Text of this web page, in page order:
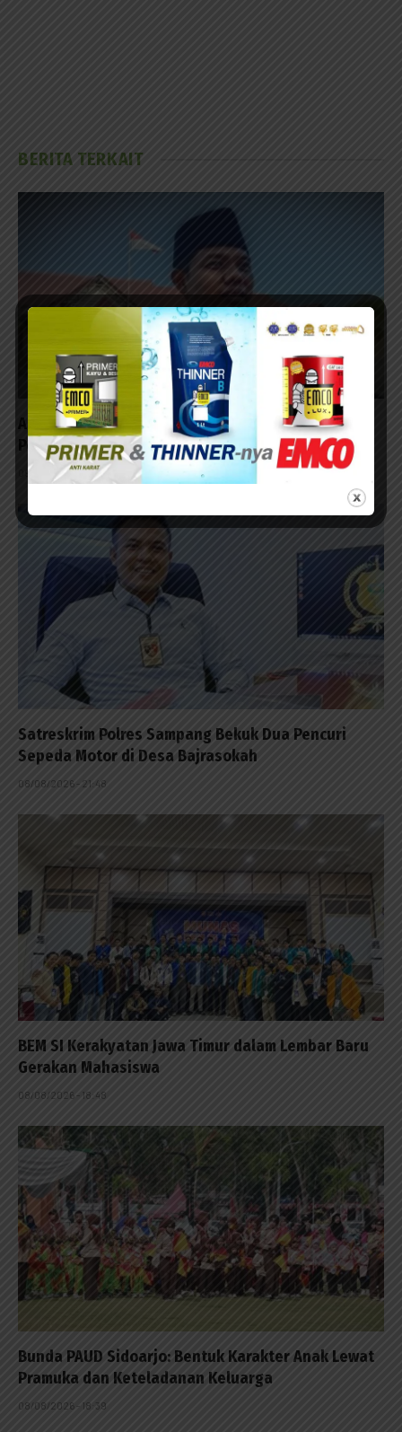
BERITA TERKAIT
Aksi Cepat Tim URC Polres Sampang Meringkus
Pelaku Curanmor Diapresiasi Tokoh Masyarakat
09/08/2026 - 08:18
Satreskrim Polres Sampang Bekuk Dua Pencuri
Sepeda Motor di Desa Bajrasokah
08/08/2026 - 21:48
BEM SI Kerakyatan Jawa Timur dalam Lembar Baru
Gerakan Mahasiswa
08/08/2026 - 18:48
Bunda PAUD Sidoarjo: Bentuk Karakter Anak Lewat
Pramuka dan Keteladanan Keluarga
08/08/2026 - 18:39